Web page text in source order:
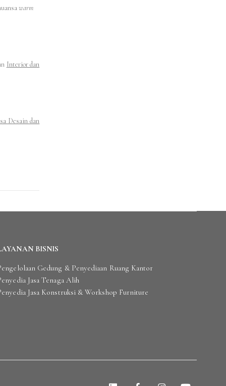
warm
Interior dan
Desain dan
BISNIS
Gedung & Penyediaan Ruang Kantor
Jasa Tenaga Alih
Jasa Konstruksi & Workshop Furniture